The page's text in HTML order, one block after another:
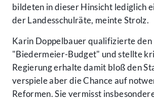
bildeten in dieser Hinsicht lediglich
der Landesschulräte, meinte Strolz.
Karin Doppelbauer qualifizierte den
"Biedermeier-Budget" und stellte
Regierung erhalte damit bloß den
verspiele aber die Chance auf
Reformen. Sie vermisst